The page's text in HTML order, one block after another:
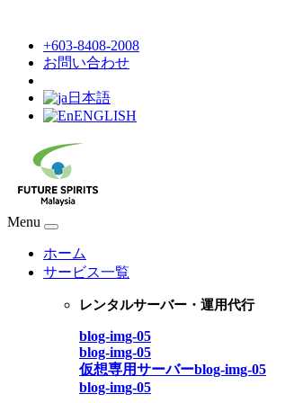
+603-8408-2008
お問い合わせ
日本語
ENGLISH
Menu
ホーム
サービス一覧
レンタルサーバー・運用代行
blog-img-05
blog-img-05
仮想専用サーバーblog-img-05
blog-img-05